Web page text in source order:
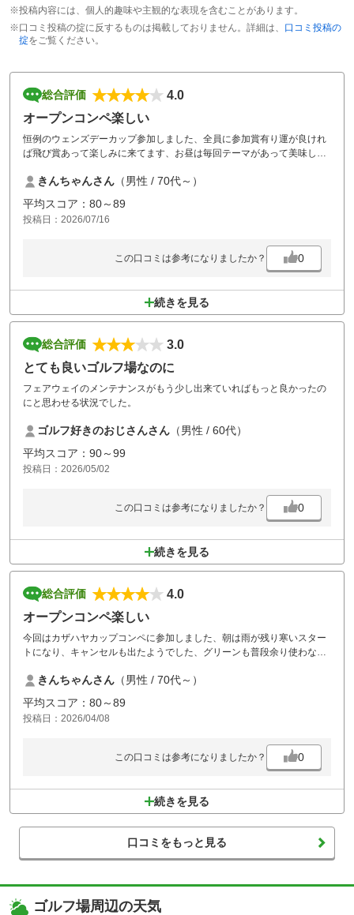
※投稿内容には、個人的趣味や主観的な表現を含むことがあります。
※口コミ投稿の掟に反するものは掲載しておりません。詳細は、 口コミ投稿の
掟をご覧ください。
総合評価
4.0
オープンコンペ楽しい
恒例のウェンズデーカップ参加しました、全員に参加賞有り運が良けれ
ば飛び賞あって楽しみに来てます、お昼は毎回テーマがあって美味しい
仕上がってます、例年あった茶店のクーラー、氷、冷水のサービスが無
くなっていて寂しかったですが物価高騰の折止む負えないかと思います!
又来ます
きんちゃんさん （男性 / 70代～）
平均スコア：80～89
投稿日：2026/07/16
この口コミは参考になりましたか？ 0
続きを見る
総合評価
3.0
とても良いゴルフ場なのに
フェアウェイのメンテナンスがもう少し出来ていればもっと良かったの
にと思わせる状況でした。
ゴルフ好きのおじさんさん （男性 / 60代）
平均スコア：90～99
投稿日：2026/05/02
この口コミは参考になりましたか？ 0
続きを見る
総合評価
4.0
オープンコンペ楽しい
今回はカザハヤカップコンペに参加しました、朝は雨が残り寒いスター
トになり、キャンセルも出たようでした、グリーンも普段余り使わない
た、でも参加費も安く美味しい昼ご飯も付いていて運が良ければ賞品に
も当たる楽しみなゴルフでした!
きんちゃんさん （男性 / 70代～）
平均スコア：80～89
投稿日：2026/04/08
この口コミは参考になりましたか？ 0
続きを見る
口コミをもっと見る
ゴルフ場周辺の天気